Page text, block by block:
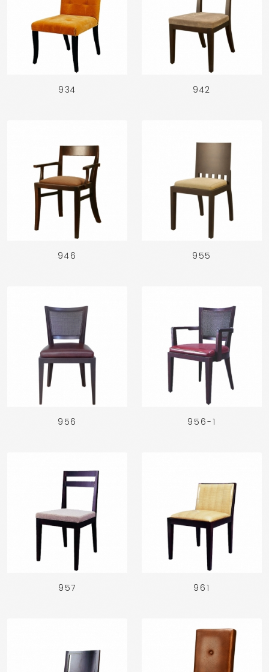
934 942
946 955
956 956-1
957 961